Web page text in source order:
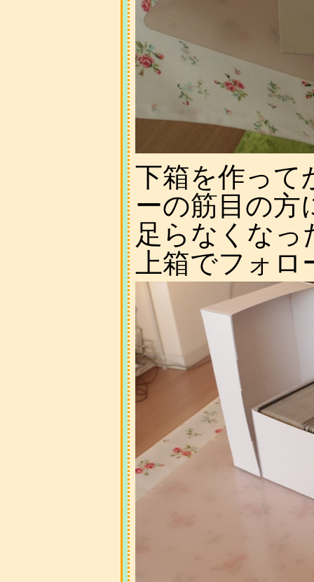
下箱を作って
ーの筋目の方
足らなくな
上箱でフォ